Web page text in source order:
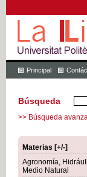
Principal
Búsqueda
>> Búsqueda
Materias [+/-]
Agronomía,
Medio Natural